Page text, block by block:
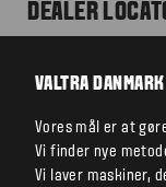
DEALER
VALTRA DANMARK
Vores mål er at
Vi finder nye
Vi laver maskiner,